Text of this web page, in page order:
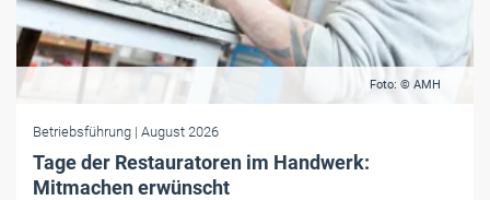
Foto: © AMH
Betriebsführung | August 2026
Tage der Restauratoren im Handwerk:
Mitmachen erwünscht